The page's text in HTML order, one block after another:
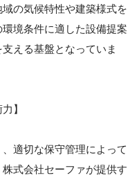
の気候特性や建築様式を
境条件に適した設備提案
える基盤となっていま
】
適切な保守管理によって
式会社セーファが提供す